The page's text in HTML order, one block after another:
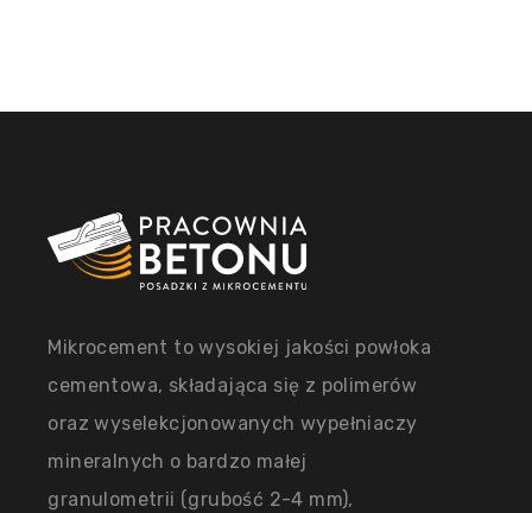
Mikrocement to wysokiej jakości powłoka
cementowa, składająca się z polimerów
oraz wyselekcjonowanych wypełniaczy
mineralnych o bardzo małej
granulometrii (grubość 2-4 mm),